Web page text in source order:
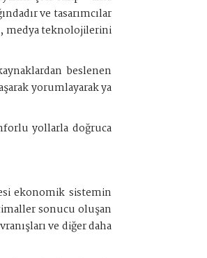
ve tasarımcılar
medya teknolojilerini
beslenen
yorumlayarak ya
yollarla doğruca
ekonomik sistemin
sonucu oluşan
ve diğer daha